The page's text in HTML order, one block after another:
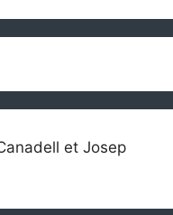
et Josep